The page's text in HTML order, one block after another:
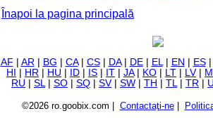
Înapoi la pagina principală
AF AR| BG CA| CS| DA| DE| EL| EN ES|
HI
HR HU ID IS IT JA| KO LT LV|
RU
SL| SO SQ SV| SW TH TL| TR
©2026 ro.goobix.com | Contactaţi-ne|